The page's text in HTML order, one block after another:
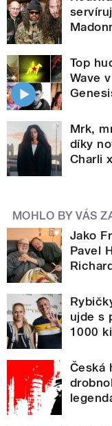
Top
Wave
Mrk,
díky
Charli
MOHLO BY VÁS
Jako
Pavel
ujde s
1000
Česká